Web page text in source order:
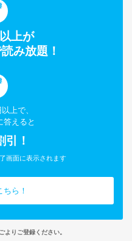
上が
み放題！
上で、
答えると
引！
画面に表示されます
ちら！
りご登録ください。